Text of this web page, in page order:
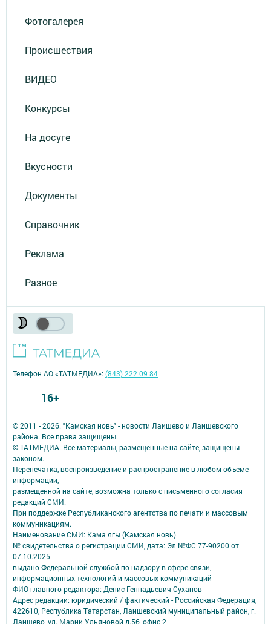
Фотогалерея
Происшествия
ВИДЕО
Конкурсы
На досуге
Вкусности
Документы
Справочник
Реклама
Разное
© 2011 - 2026. "Камская новь" - новости Лаишево и Лаишевского
района. Все права защищены.
© ТАТМЕДИА. Все материалы, размещенные на сайте, защищены
законом.
Перепечатка, воспроизведение и распространение в любом объеме
информации,
размещенной на сайте, возможна только с письменного согласия
редакций СМИ.
При поддержке Республиканского агентства по печати и массовым
коммуникациям.
Наименование СМИ: Кама ягы (Камская новь)
№ свидетельства о регистрации СМИ, дата: Эл №ФC 77-90200 от
07.10.2025
выдано Федеральной службой по надзору в сфере связи,
информационных технологий и массовых коммуникаций
ФИО главного редактора: Денис Геннадьевич Суханов
Адрес редакции: юридический / фактический - Российская Федерация,
422610, Республика Татарстан, Лаишевский муниципальный район, г.
Лаишево, ул. Марии Ульяновой д.56, офис 2
Телефон АО «ТАТМЕДИА»:(843) 222 09 84
16+